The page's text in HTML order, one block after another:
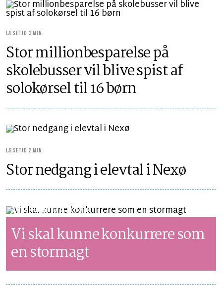
LÆSETID 3 MIN.
Stor millionbesparelse på
skolebusser vil blive spist af
solokørsel til 16 børn
LÆSETID 2 MIN.
Stor nedgang i elevtal i Nexø
SYNSPUNKTLÆSETID 5 MIN.
Vi skal kunne konkurrere som
en stormagt